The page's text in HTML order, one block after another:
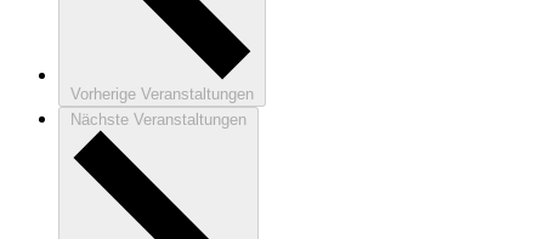
Vorherige Veranstaltungen
Nächste Veranstaltungen